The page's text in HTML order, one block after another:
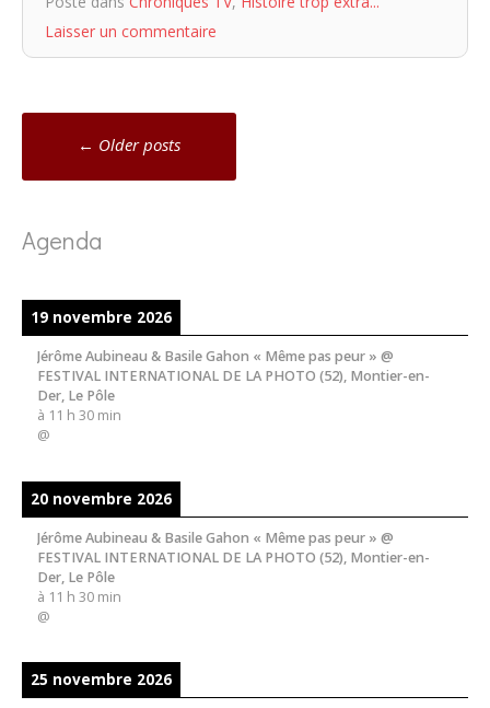
Laisser un commentaire
Navigation
messages
← Older posts
Agenda
19 novembre 2026
Jérôme Aubineau & Basile Gahon « Même pas peur » @
FESTIVAL INTERNATIONAL DE LA PHOTO (52), Montier-en-
Der, Le Pôle
à 11 h 30 min
@
20 novembre 2026
Jérôme Aubineau & Basile Gahon « Même pas peur » @
FESTIVAL INTERNATIONAL DE LA PHOTO (52), Montier-en-
Der, Le Pôle
à 11 h 30 min
@
25 novembre 2026